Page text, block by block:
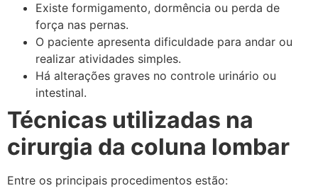
Existe formigamento, dormência ou perda de
força nas pernas.
O paciente apresenta dificuldade para andar ou
realizar atividades simples.
Há alterações graves no controle urinário ou
intestinal.
Técnicas utilizadas na
cirurgia da coluna lombar
Entre os principais procedimentos estão: